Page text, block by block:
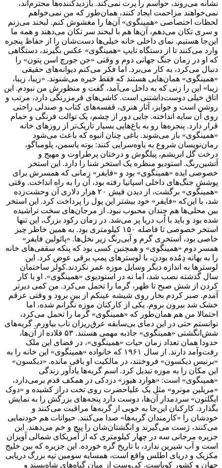
نشانه می‌روند، حواسم را پرت نمی‌کند. بازدیدکننده‌ها محترم‌اند،
نمی‌خواهند مزاحمت ایجاد کنند، همان‌طور که من نمی‌خواهم
لحظات اختصاصی «همینگوی» آن‌ها را مغشوش کنم. لبخند می‌زنم
و سری تکان می‌دهم، آن‌ها هم با لبخند سر تکان می‌دهند و همه ما
این‌جا هستیم. نمای داخلی خانه خیلی‌ها دست‌شان را از حفاظ پنجره
وارد می‌کنند تا از دستگاه تایپ «همینگوی» عکس بگیرند، دستگاهی
که او در زمان جنگ جهانی دوم و وقتی «جن جورچ اسن پتون» را
دنبال می‌کرد، به کار می‌برد. اما فکر می‌کنم دیوانه‌های حقیقی
«همینگوی» همان‌هایی هستند که فقط خیره می‌شنوند. «زیبا، زیبا،
زیبا» این را زنی که به داخل می‌آمد، گفت و منظورش من نبودم. این
اتاق خیلی دوست‌داشتنی است. کاشی‌های قرمزرنگی دارد، مرتب و
روشن است و جوایز، آثار هنری، قفسه‌های کتاب و صندلی‌ راحتی
روی آن سایه انداخته. جایی دور از چشم، یک توالت فرنگی و حمام
قرار دارد. پنجره‌ها رو به باغ‌هایی بسیار تاریک‌تر از روزهای خانه
«همینگوی» باز می‌شوند. باغی چنان انبوه که باعث می‌شود
رمان‌نویسان شروع به یاوه‌سرایی کنند: بوته یاسمن، پلومباگو،
درخت گل ابریشم، پیلگوش و درختان پرطراوت و مهیج و
آتشین‌رنگ. استودیو منظره‌ یک استخر شنا را دارد. این استخر
خصوصی ایده «همینگوی» بود و «فایفر» زمانی که همسرش برای
پوشش جنگ‌های داخلی اسپانیا رفته بود، آن را به راه انداخت. وقتی
«همینگوی» برگشت، از دیدن فیش ۲۰ هزار دلاری آن وحشت‌زده
شد، با این‌که «فایفر» خود بیشتر این پول را پرداخت کرد. این استخر
بین محلی‌ها هم چندان محبوب نبود. از مرجان‌های سخت تراشیده
شده بود و باید با آب دریا پر می‌شد. در زمان رکود بزرگ، این تنها
استخر خصوصی تا فاصله ۱۵۰ کیلومتری بود. به همین خاطر چیز
خاصی بود، استخری گرم و آبی‌رنگ زیر نخل‌ها. «پائولین فایفر»
همسر دوم «همینگوی» و همچنین کسی بود که پنکه سقفی‌های خانه
را به بهانه دِمُده بودن، با لوسترهای پمپ برقی عوض کرد. این
لوسترها به اندازه دیگر وسایل موزه عمر نکردند.کولر ساختمان
سال گذشته نصب شد، اما نه در استودیوی «همینگوی». او با کار
کردن از شش صبح تا ظهر، گرما را تحمل می‌کرد. من کمی دیرتر
آمدم. صبر کردم بخار روی شیشه عینکم از بین برود و وقتی عرقم
خشک شد بیرون بروم. یکی از کارکنان موزه نگرانم شده، اما
احتمالا من هم همان‌طور که «همینگوی» گرما را تحمل می‌کرد،
توانستم حتی در این دمای بی‌سابقه عرق‌ریزان تاب بیاورم. گربه‌های
شش‌انگشتی «همینگوی» جاذبه مهمی هستند. ۵۳ قلاده از آن‌ها،
حدودا همان تعداد زمان حیات «همینگوی»، در فضای این ملک
رفت‌وآمد دارند. از سال ۱۹۶۱ که خانواده «همینگوی» این خانه را به
«برنیس دیکسون» فروختند، در مالکیت او باقی مانده. «دیکسون»
این مکان را به موزه تبدیل کرد. اسم گربه‌ها یادآور زندگی
«همینگوی» است: «هوارد هیوز» دزدکی در همکف قدم برمی‌دارد،
«مریلین مونرو» مثل یک علیاحضرت روی تخت دراز کشیده و «دوک
ایگلتون» سردمدار آن‌ها، دوست دارد پنجه‌های بزرگش را به نمایش
بگذارد. کارکنان این‌جا به خوبی از گربه‌ها مراقبت می‌کنند و
خودشان را «کارمندان گربه‌ها» صدا می‌کنند. حیوانات هم خودنمایی
می‌کنند، ژست می‌گیرند و انگشتان‌شان را پیچ و خم می‌دهند. این
جزیره مرجانی سه در چهار کیلومتری که از آمریکای شمالی آویزان
است و آب شیرین ندارد، با تاریخ گره خورده. این جزیره که بین خلیج
مکزیک و دریای اطلس واقع است، همسایه سومین تپه بزرگ دریایی
جهان و کشور کوباست. کی‌وست از میان گیاه‌های شاه‌پسند و